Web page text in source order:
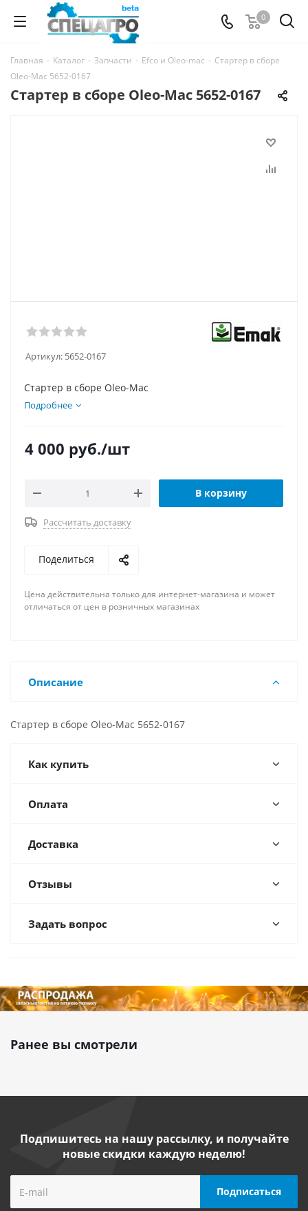
0
Главная - Каталог - Запчасти - Efco и Oleo-mac - Стартер в сборе
Oleo-Mac 5652-0167
Стартер в сборе Oleo-Mac 5652-0167
Артикул: 5652-0167
Стартер в сборе Oleo-Mac
Подробнее
4 000 руб./шт
В корзину
Рассчитать доставку
Поделиться
Цена действительна только для интернет-магазина и может
отличаться от цен в розничных магазинах
Описание
Стартер в сборе Oleo-Mac 5652-0167
Как купить
Оплата
Доставка
Отзывы
Задать вопрос
Ранее вы смотрели
Подпишитесь на нашу рассылку, и получайте
новые скидки каждую неделю!